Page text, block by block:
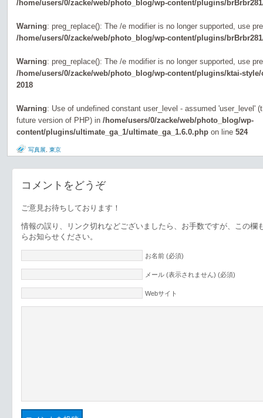
/home/users/0/zacke/web/photo_blog/wp-content/plugins/
Warning: preg_replace(): The /e modifier is no longer supported, use
/home/users/0/zacke/web/photo_blog/wp-content/plugins/
Warning: preg_replace(): The /e modifier is no longer supported, use
/home/users/0/zacke/web/photo_blog/wp-content/plugins/ktai-
2018
Warning: Use of undefined constant user_level - assumed 'user_level'
future version of PHP) in /home/users/0/zacke/web/photo_blog/wp-
content/plugins/ultimate_ga_1/ultimate_ga_1.6.0.php on line 524
写真展 東京
コメントをどうぞ
ご意見お待ちしております！
情報の誤り、リンク切れなどございましたら、お手数ですが、この欄
らお知らせください。
お名前 (必須)
メール (表示されません) (必須)
Webサイト